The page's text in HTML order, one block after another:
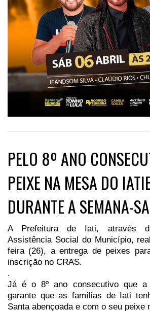
PELO 8º ANO
PEIXE NA MESA DO
DURANTE A SEMANA-
A Prefeitura de Iati, através
Assistência Social do Município,
feira (26), a entrega de peixes
inscrição no CRAS.
.
Já é o 8º ano consecutivo que a
garante que as famílias de Iati
Santa abençoada e com o seu peixe